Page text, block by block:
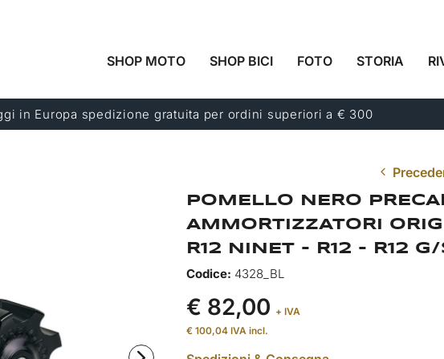
SHOP MOTO SHOP BICI FOTO STORIA
in Europa spedizione gratuita per ordini superiori a € 300
POMELLO NERO
AMMORTIZZATORI
R12 NINET - R12 - R12 G/
Codice: 4328_BL
€ 82,00 + IVA
€ 100,04 IVA incl.